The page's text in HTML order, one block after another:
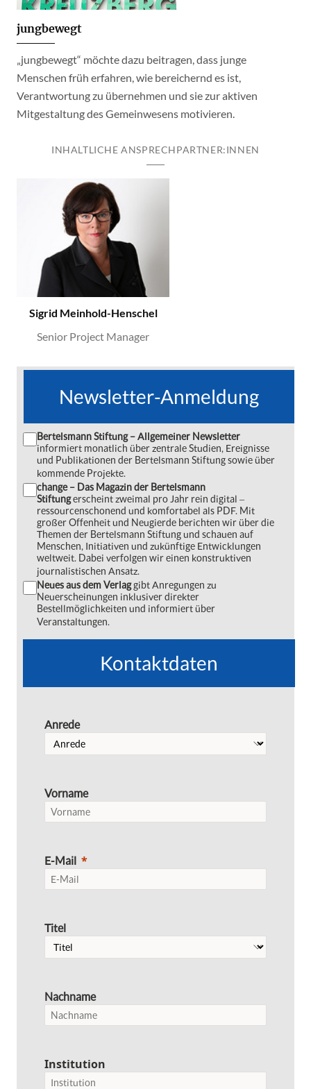
jungbewegt
„jungbewegt“ möchte dazu beitragen, dass junge
Menschen früh erfahren, wie bereichernd es ist,
Verantwortung zu übernehmen und sie zur aktiven
Mitgestaltung des Gemeinwesens motivieren.
INHALTLICHE ANSPRECHPARTNER:INNEN
Sigrid Meinhold-Henschel
Senior Project Manager
Newsletter-Anmeldung
Bertelsmann Stiftung – Allgemeiner Newsletter
informiert monatlich über zentrale Studien, Ereignisse
und Publikationen der Bertelsmann Stiftung sowie über
kommende Projekte.
change – Das Magazin der Bertelsmann
Stiftungerscheint zweimal pro Jahr rein digital ‒
ressourcenschonend und komfortabel als PDF. Mit
großer Offenheit und Neugierde berichten wir über die
Themen der Bertelsmann Stiftung und schauen auf
Menschen, Initiativen und zukünftige Entwicklungen
weltweit. Dabei verfolgen wir einen konstruktiven
journalistischen Ansatz.
Neues aus dem Verlaggibt Anregungen zu
Neuerscheinungen inklusiver direkter
Bestellmöglichkeiten und informiert über
Veranstaltungen.
Kontaktdaten
Anrede
Vorname
E-Mail
Titel
Nachname
Institution